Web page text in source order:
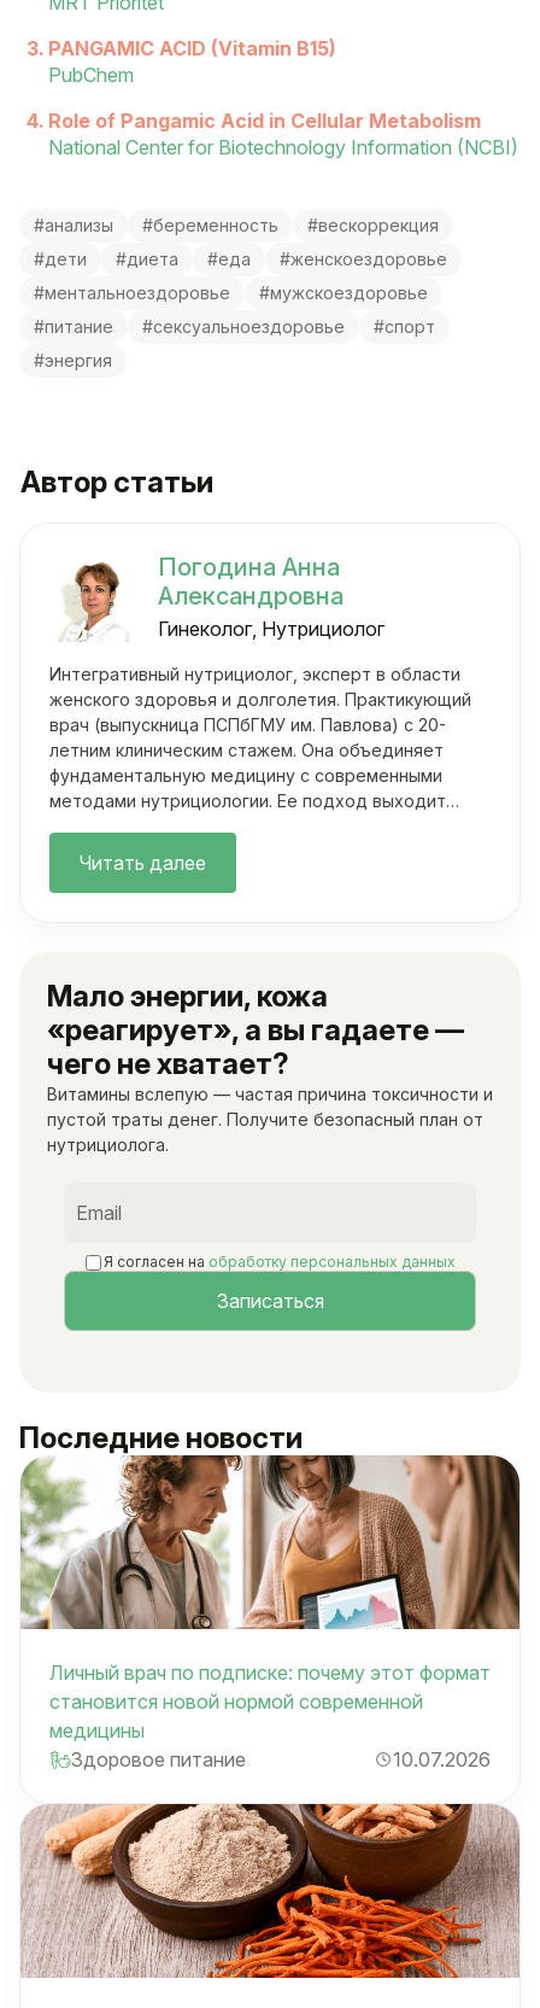
PANGAMIC ACID (Vitamin B15)
PubChem
Role of Pangamic Acid in Cellular Metabolism
National Center for Biotechnology Information (NCBI)
#анализы #беременность
#вескоррекция
#дети
#диета #еда
#женскоездоровье
#ментальноездоровье
#мужскоездоровье
#питание
#сексуальноездоровье
#спорт
#энергия
Автор статьи
Погодина Анна
Александровна
Гинеколог, Нутрициолог
Интегративный нутрициолог, эксперт в области
женского здоровья и долголетия. Практикующий
врач (выпускница ПСПбГМУ им. Павлова) с 20-
летним клиническим стажем. Она объединяет
фундаментальную медицину с современными
методами нутрициологии. Ее подход выходит
Читать далее
Мало энергии, кожа
«реагирует», а вы гадаете —
чего не хватает?
Витамины вслепую — частая причина токсичности и
пустой траты денег. Получите безопасный план от
нутрициолога.
Я согласен на обработку персональных данных
Последние новости
Личный врач по подписке: почему этот формат
становится новой нормой современной
медицины
Здоровое питание
10.07.2026